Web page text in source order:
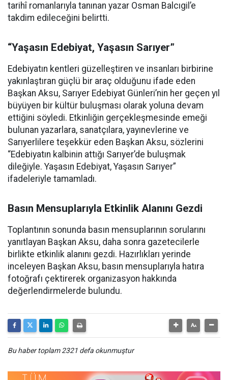
tarihî romanlarıyla tanınan yazar Osman Balcıgil’e
takdim edileceğini belirtti.
“Yaşasın Edebiyat, Yaşasın Sarıyer”
Edebiyatın kentleri güzelleştiren ve insanları birbirine
yakınlaştıran güçlü bir araç olduğunu ifade eden
Başkan Aksu, Sarıyer Edebiyat Günleri’nin her geçen yıl
büyüyen bir kültür buluşması olarak yoluna devam
ettiğini söyledi. Etkinliğin gerçekleşmesinde emeği
bulunan yazarlara, sanatçılara, yayınevlerine ve
Sarıyerlilere teşekkür eden Başkan Aksu, sözlerini
“Edebiyatın kalbinin attığı Sarıyer’de buluşmak
dileğiyle. Yaşasın Edebiyat, Yaşasın Sarıyer”
ifadeleriyle tamamladı.
Basın Mensuplarıyla Etkinlik Alanını Gezdi
Toplantının sonunda basın mensuplarının sorularını
yanıtlayan Başkan Aksu, daha sonra gazetecilerle
birlikte etkinlik alanını gezdi. Hazırlıkları yerinde
inceleyen Başkan Aksu, basın mensuplarıyla hatıra
fotoğrafı çektirerek organizasyon hakkında
değerlendirmelerde bulundu.
Bu haber toplam 2321 defa okunmuştur